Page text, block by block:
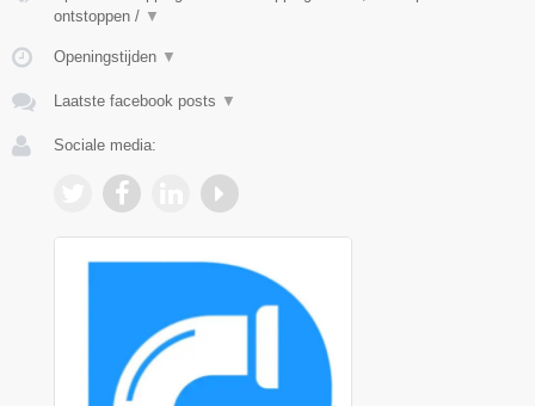
ontstoppen / ▼
Openingstijden ▼
Laatste facebook posts ▼
Sociale media: